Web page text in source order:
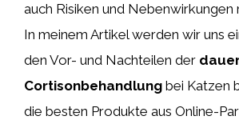
auch Risiken und Nebenwirkungen
In meinem Artikel werden wir uns
den Vor- und Nachteilen der
Cortisonbehandlung bei Katzen
die besten Produkte aus Online-